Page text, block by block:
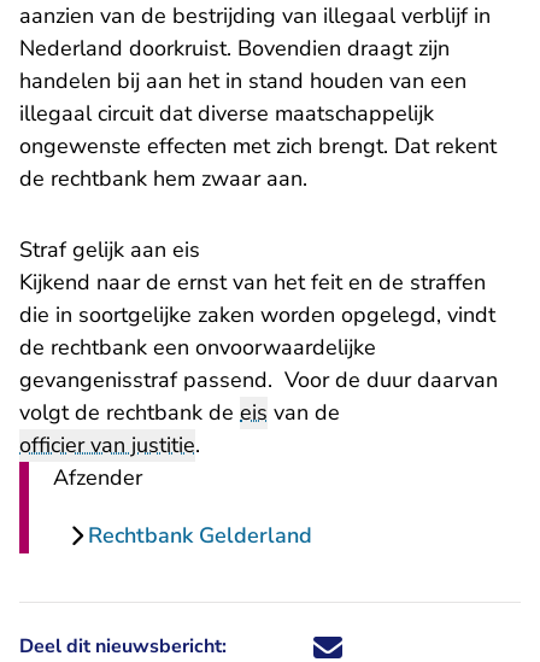
aanzien van de bestrijding van illegaal verblijf in
Nederland doorkruist. Bovendien draagt zijn
handelen bij aan het in stand houden van een
illegaal circuit dat diverse maatschappelijk
ongewenste effecten met zich brengt. Dat rekent
de rechtbank hem zwaar aan.
Straf gelijk aan eis
Kijkend naar de ernst van het feit en de straffen
die in soortgelijke zaken worden opgelegd, vindt
de rechtbank een onvoorwaardelijke
gevangenisstraf passend. Voor de duur daarvan
volgt de rechtbank de eis van de
officier van justitie.
Afzender
Rechtbank Gelderland
Deel dit nieuwsbericht: Deel dit nieuwsbericht via X -
Deel dit nieuwsbericht via
Deel dit nieuwsbericht
Deel dit